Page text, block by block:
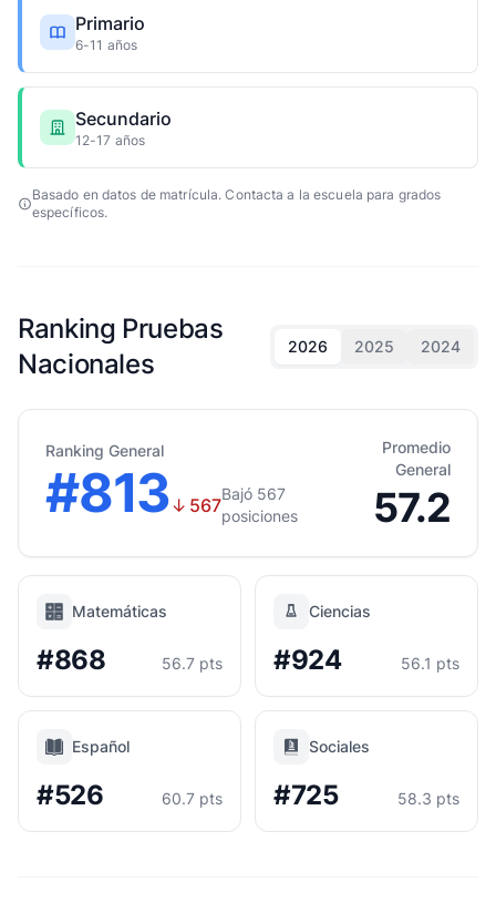
Primario
6-11 años
Secundario
12-17 años
Basado en datos de matrícula. Contacta a la escuela para grados
específicos.
Ranking Pruebas
Nacionales
2026 2025 2024
Ranking General
#813↓ 567
Bajó 567
posiciones
Promedio
General
57.2
Matemáticas
#868 56.7 pts
Ciencias
#924 56.1 pts
Español
#526 60.7 pts
Sociales
#725 58.3 pts